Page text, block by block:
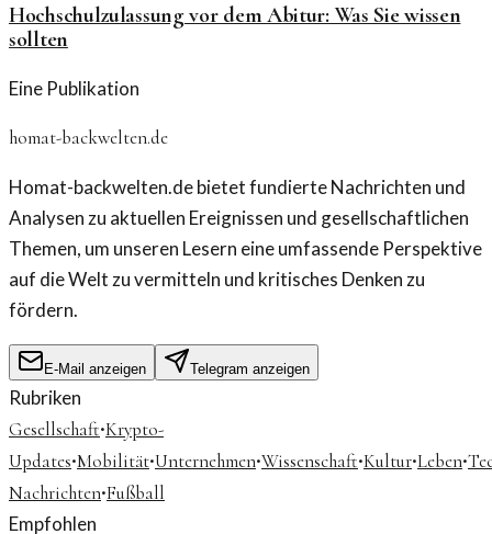
Hochschulzulassung vor dem Abitur: Was Sie wissen
sollten
Eine Publikation
homat-backwelten.de
Homat-backwelten.de bietet fundierte Nachrichten und
Analysen zu aktuellen Ereignissen und gesellschaftlichen
Themen, um unseren Lesern eine umfassende Perspektive
auf die Welt zu vermitteln und kritisches Denken zu
fördern.
E-Mail anzeigen Telegram anzeigen
Rubriken
Gesellschaft·Krypto-
Updates·Mobilität·Unternehmen·Wissenschaft·Kultur·Leben·
Nachrichten·Fußball
Empfohlen